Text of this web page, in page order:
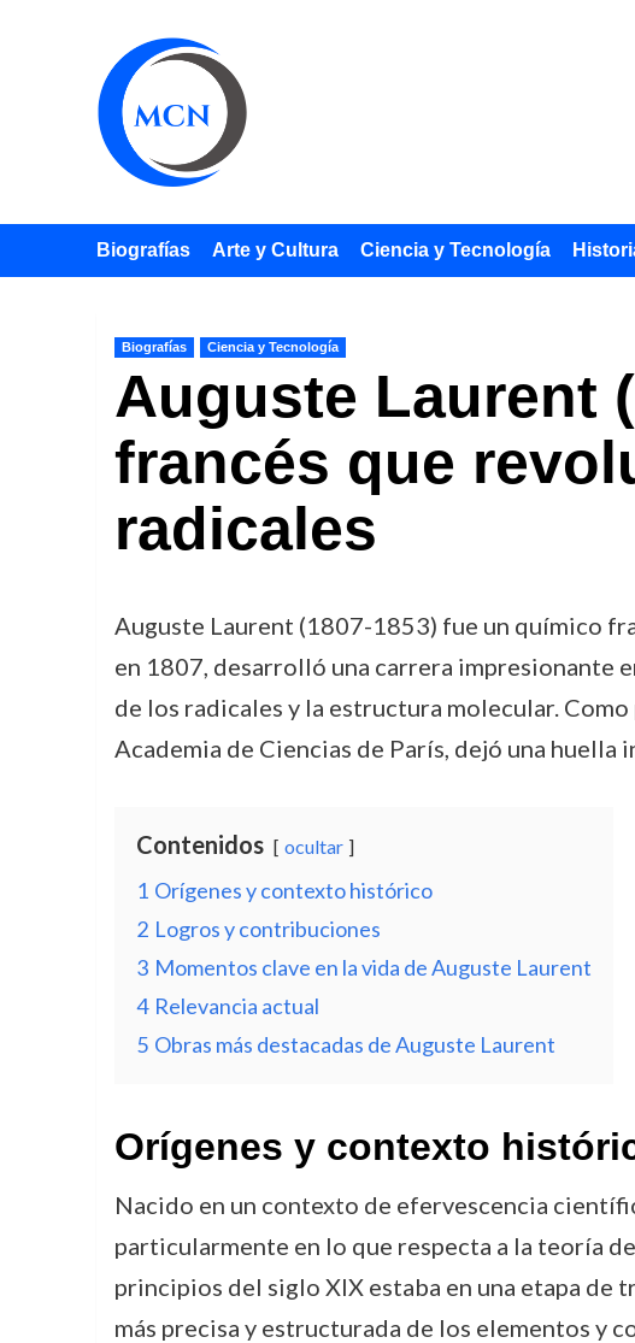
Biografías Arte y Cultura Ciencia y Tecnología
Biografías Ciencia y Tecnología
Auguste Laurent
francés que
radicales
Auguste Laurent (1807-1853) fue un químico
en 1807, desarrolló una carrera impresionante
de los radicales y la estructura molecular.
Academia de Ciencias de París, dejó una
Contenidos ocultar
1 Orígenes y contexto histórico
2 Logros y contribuciones
3 Momentos clave en la vida de Auguste Laurent
4 Relevancia actual
5 Obras más destacadas de Auguste Laurent
Orígenes y contexto
Nacido en un contexto de efervescencia
particularmente en lo que respecta a la teoría
principios del siglo XIX estaba en una etapa de
más precisa y estructurada de los elementos y